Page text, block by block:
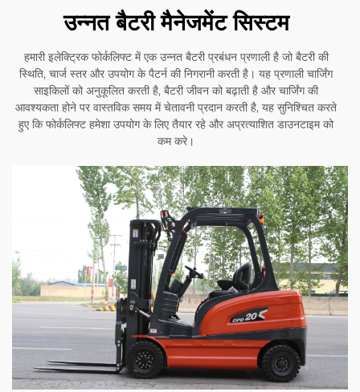
उन्नत बैटरी मैनेजमेंट सिस्टम
हमारी इलेक्ट्रिक फोर्कलिफ्ट में एक उन्नत बैटरी प्रबंधन प्रणाली है जो बैटरी की
स्थिति, चार्ज स्तर और उपयोग के पैटर्न की निगरानी करती है। यह प्रणाली चार्जिंग
साइकिलों को अनुकूलित करती है, बैटरी जीवन को बढ़ाती है और चार्जिंग की
आवश्यकता होने पर वास्तविक समय में चेतावनी प्रदान करती है, यह सुनिश्चित करते
हुए कि फोर्कलिफ्ट हमेशा उपयोग के लिए तैयार रहे और अप्रत्याशित डाउनटाइम को
कम करे।